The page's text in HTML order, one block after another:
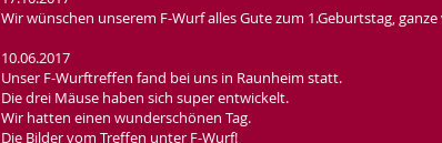
Wir wünschen unserem F-Wurf alles Gute zum 1.Geburtstag,
10.06.2017
Unser F-Wurftreffen fand bei uns in Raunheim statt.
Die drei Mäuse haben sich super entwickelt.
Wir hatten einen wunderschönen Tag.
Die Bilder vom Treffen unter F-Wurf!